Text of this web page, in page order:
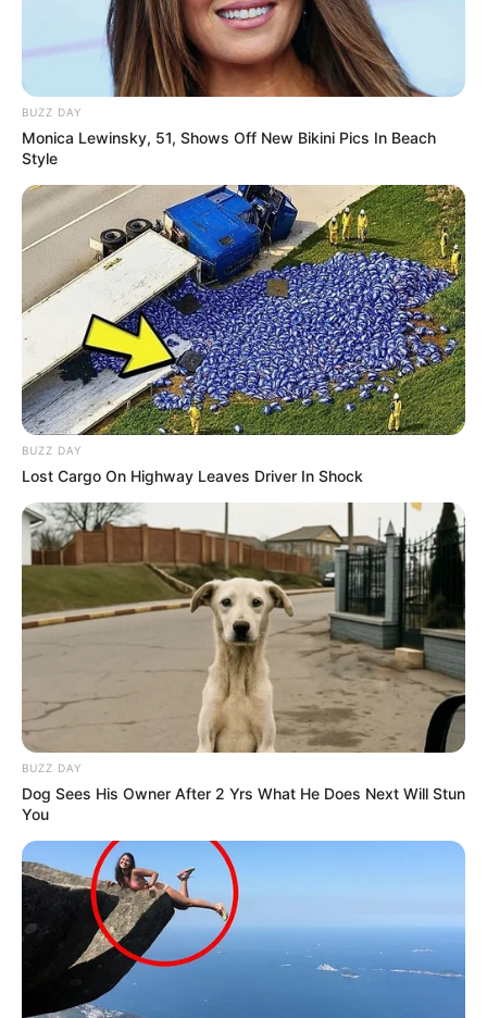
Junge Musikpreisträger aus Georgien zu Gast im
J.S.Bach-Haus Bad Hersfeld am Sa, 8.08. und So,
9.08.26. Sie präsentieren Werke von Chopin, Bach,
Moriccone, Horowitz und von georgischen
Komponisten. Veranstalter: Initiative Kammerton.eu
Musik e.V. in Bad HEF. Eintritt frei - Spenden am
Ausgang für die Konzerte
Stadt/Ort: Bad Hersfeld
Beginn: 09.08.2026 11:15 Uhr
Ende: 09.08.2026 12:30 Uhr
Eintrittspreis: frei
Weitere Informationen:www.afm-hersfeld.de/event-
d...
Unsere Bühne. Unsere Bands. Manchmal muss
man nicht weit reisen, um großartige Musik zu
erleben. Manchmal kommt sie einfach nach Hause.
Das TaunusRock Open-Air gibt acht Bands aus der
Region genau das, was sie verdienen: eine echte
Bühne, ein echtes Publikum, einen echten Moment.
Ab 14:00 Uhr wird Taunusstein zur Festival-Bühne –
mit Acts aus Taunusstein und dem Rheingau-
Taunus-Kreis, die zeigen, wie viel Talent direkt vor
unserer Haustür schlummert. Der Abend gehört dem
Headliner. Aber der Tag? Der gehört uns allen. Unter
dem Motto „Der Taunus feiert seine Helden" gibt das
Musikern eine professionelle Plattform. Acht Acts
aus Taunusstein und dem Rheingau-Taunus-Kreis
treten ab 14:00 Uhr im 45-Minuten-Takt auf, bevor
um 21:00 Uhr der Headliner des Abends die Bühne
betritt. Das Konzept ist bewusst gemeinschaftlich
gedacht: Authentisch, lokal und familienfreundlich –
ein Festival für alle.
BUZZ DAY
Monica Lewinsky, 51, Shows Off New Bikini Pics In Beach
Style
BUZZ DAY
Lost Cargo On Highway Leaves Driver In Shock
BUZZ DAY
Dog Sees His Owner After 2 Yrs What He Does Next Will Stun
You